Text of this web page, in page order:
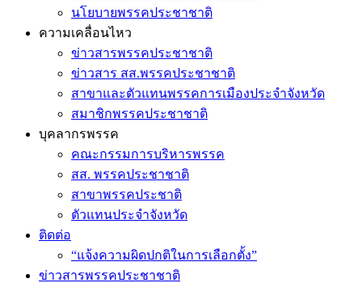
นโยบายพรรคประชาชาติ
ความเคลื่อนไหว
ข่าวสารพรรคประชาชาติ
ข่าวสาร สส.พรรคประชาชาติ
สาขาและตัวแทนพรรคการเมืองประจำจังหวัด
สมาชิกพรรคประชาชาติ
บุคลากรพรรค
คณะกรรมการบริหารพรรค
สส. พรรคประชาชาติ
สาขาพรรคประชาติ
ตัวแทนประจำจังหวัด
ติดต่อ
“แจ้งความผิดปกติในการเลือกตั้ง”
ข่าวสารพรรคประชาชาติ